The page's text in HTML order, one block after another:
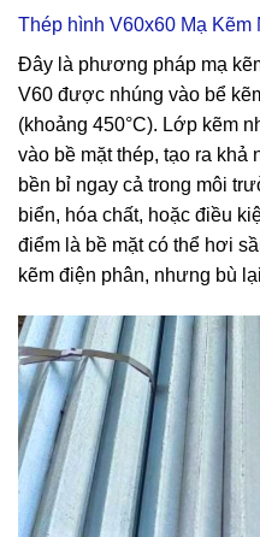
Thép hình V60x60 Mạ Kẽm
Đây là phương pháp mạ
V60 được nhúng vào bể
(khoảng 450°C). Lớp kẽm
vào bề mặt thép, tạo ra khả
bền bỉ ngay cả trong môi
biển, hóa chất, hoặc điều
điểm là bề mặt có thể hơi
kẽm điện phân, nhưng bù